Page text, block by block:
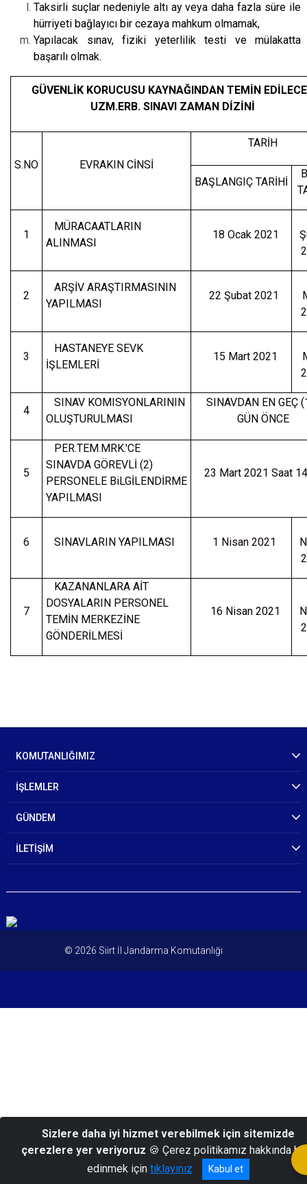
Taksirli suçlar nedeniyle altı ay veya daha fazla süre ile
hürriyeti bağlayıcı bir cezaya mahkum olmamak,
Yapılacak sınav, fiziki yeterlilik testi ve mülakatta
başarılı olmak.
GÜVENLİK KORUCUSU KAYNAĞINDAN TEMİN
UZM.ERB. SINAVI ZAMAN DİZİNİ
S.NO EVRAKIN CİNSİ
TARİH
BAŞLANGIÇ TARİHİ
1
MÜRACAATLARIN
ALINMASI
18 Ocak 2021
2
ARŞİV ARAŞTIRMASININ
YAPILMASI
22 Şubat 2021
3
HASTANEYE SEVK
İŞLEMLERİ
15 Mart 2021
4
SINAV KOMISYONLARININ
OLUŞTURULMASI
SINAVDAN EN GEÇ
GÜN ÖNCE
5
PER.TEM.MRK.'CE
SINAVDA GÖREVLİ (2)
PERSONELE BiLGİLENDİRME
YAPILMASI
23 Mart 2021 Saat
6 SINAVLARIN YAPILMASI 1 Nisan 2021
7
KAZANANLARA AİT
DOSYALARIN PERSONEL
TEMİN MERKEZİNE
GÖNDERİLMESİ
16 Nisan 2021
KOMUTANLIĞIMIZ
İŞLEMLER
GÜNDEM
İLETİŞİM
© 2026 Siirt İl Jandarma Komutanlığı
Sizlere daha iyi hizmet verebilmek için sitemizde
çerezlere yer veriyoruz 🍪 Çerez politikamız hakkında
edinmek için tıklayınız Kabul et